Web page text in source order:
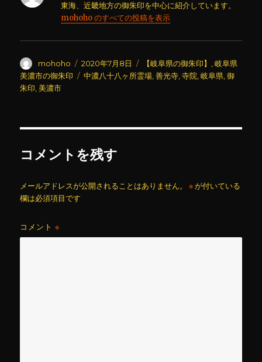
東海、近畿地方の御朱印を中心に紹介しています。
mohoho のすべての投稿を表示
投
稿
者
mohoho
投
稿
2020年7月8日
カ
テ
【岐阜県の御朱印】 ,岐阜県
美濃市の御朱印
タ
中濃八十八ヶ所霊場 ,善光寺 ,寺院 ,岐阜県 ,御
朱印 ,美濃市
コメントを残す
メールアドレスが公開されることはありません。 ※が付いている
欄は必須項目です
コメント※